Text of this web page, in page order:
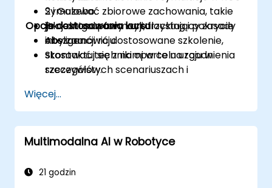
Symulować zbiorowe zachowania, takie
jak kontrola formacji, flocking i pokrycie
obszaru.
Stosować techniki oparte na roju w
rzeczywistych scenariuszach i
2 i Gazebo.
Projekt grupowy wykorzystujący zasady
inteligencji roju.
Opcje dostosowania kursu
Aby zamówić dostosowane szkolenie,
skontaktuj się z nami w celu uzgodnienia
szczegółów.
Więcej...
Multimodalna AI w Robotyce
21 godzin